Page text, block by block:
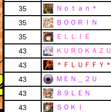
35
Ｎｏｔａｎ＊
35
ＢＯＯＲＩＮ
35
ＥＬＬＩＥ
43
ＫＵＲＯＫＡＺＵ
43
＊ＦＬＵＦＦＹ＊
43
ＭＥＮ＿２Ｕ
43
８９ＬＥＮ
43
ＳＯＫＩ